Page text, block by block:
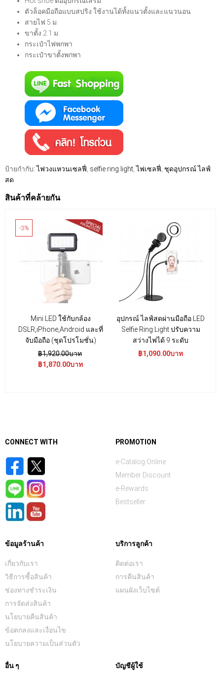
ตัวล็อคมือถือแบบสปริง ใช้งานได้ทั้งแนวตั้งและแนวนอน
สายไฟ 5 ม.
ขาตั้ง 2.1 ม.
กระเป๋าไฟพกพา
กระเป๋าขาตั้งพกพา
ป้ายกำกับ: ไฟวงแหวนเซลฟี่ selfie ring light ,ไฟเซลฟี่ ชุดอุปกรณ์ ไลฟ์
สด
สินค้าที่คล้ายกัน
-3%
Mini LED ใช้กับกล้อง
DSLR,iPhone,Android และที่
จับมือถือ (ชุดโปรโมชั่น)
฿1,920.00บาท
฿1,870.00บาท
อุปกรณ์ ไลฟ์สดผ่านมือถือ LED
Selfie Ring Light ปรับความ
สว่างไฟได้ 9 ระดับ
฿1,090.00บาท
CONNECT WITH PROMOTION
e-Catalog Online
Member Discount
e-Rewards
Bestseller
ข้อมูลร้านค้า
เกี่ยวกับเรา
วิธีการซื้อสินค้า
ช่องทางชำระเงิน
การจัดส่งสินค้า
นโยบายคืนสินค้า
ข้อตกลงและเงื่อนไข
นโยบายความเป็นส่วนตัว
บริการลูกค้า
ติดต่อเรา
การคืนสินค้า
แผนผังเว็บไซต์
อื่น ๆ บัญชีผู้ใช้